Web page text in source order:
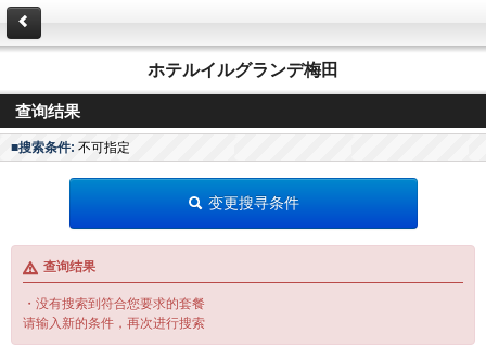
ホテルイルグランデ梅田
查询结果
■搜索条件: 不可指定
变更搜寻条件
查询结果
・没有搜索到符合您要求的套餐
请输入新的条件，再次进行搜索